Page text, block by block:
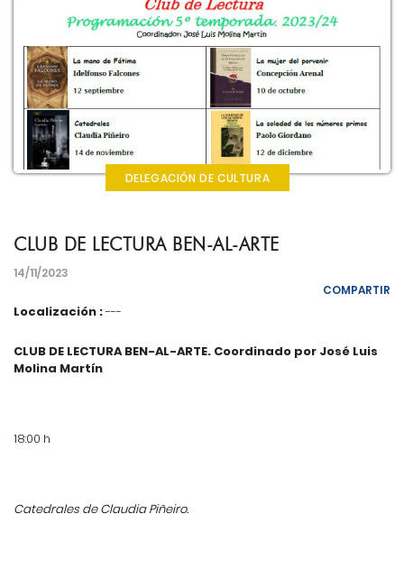
DELEGACIÓN DE CULTURA
CLUB DE LECTURA BEN-AL-ARTE
14/11/2023
COMPARTIR
Localización :---
CLUB DE LECTURA BEN-AL-ARTE. Coordinado por José Luis
Molina Martín
18:00 h
Catedrales de Claudia Piñeiro.